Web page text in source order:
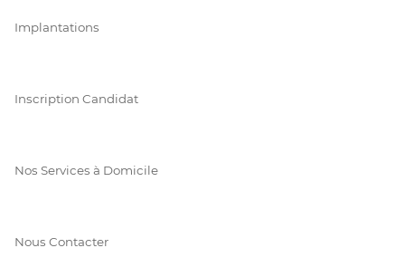
Implantations
Inscription Candidat
Nos Services à Domicile
Nous Contacter